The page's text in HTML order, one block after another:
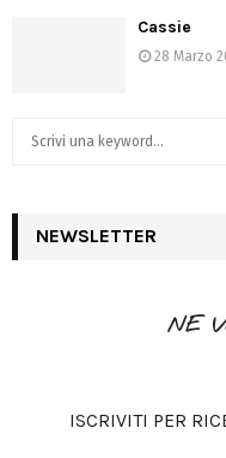
Cassie
28 Marzo
h
NEWSLETTER
NE
ISCRIVITI PER